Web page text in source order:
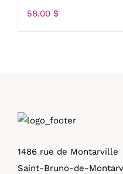
58.00 $
1486 rue de Montarville
Saint-Bruno-de-